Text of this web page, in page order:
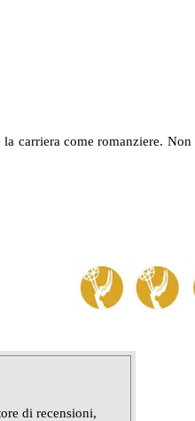
come romanziere. Non
di recensioni,